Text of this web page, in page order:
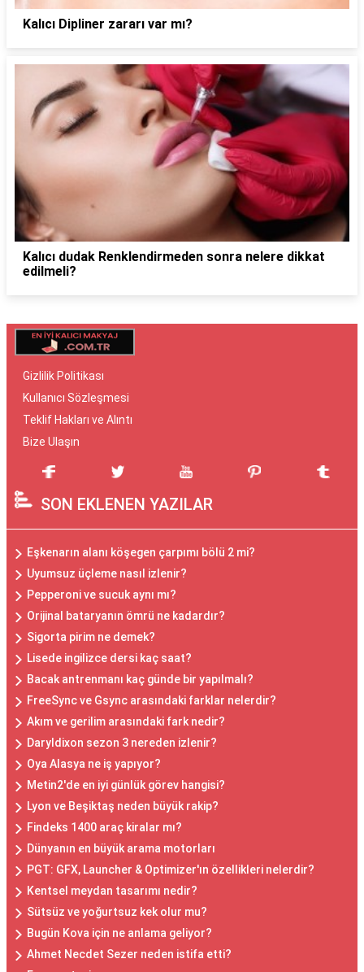
Kalıcı Dipliner zararı var mı?
Kalıcı dudak Renklendirmeden sonra nelere dikkat
edilmeli?
Gizlilik Politikası
Kullanıcı Sözleşmesi
Teklif Hakları ve Alıntı
Bize Ulaşın
SON EKLENEN YAZILAR
Eşkenarın alanı köşegen çarpımı bölü 2 mi?
Uyumsuz üçleme nasıl izlenir?
Pepperoni ve sucuk aynı mı?
Orijinal bataryanın ömrü ne kadardır?
Sigorta pirim ne demek?
Lisede ingilizce dersi kaç saat?
Bacak antrenmanı kaç günde bir yapılmalı?
FreeSync ve Gsync arasındaki farklar nelerdir?
Akım ve gerilim arasındaki fark nedir?
Daryldixon sezon 3 nereden izlenir?
Oya Alasya ne iş yapıyor?
Metin2'de en iyi günlük görev hangisi?
Lyon ve Beşiktaş neden büyük rakip?
Findeks 1400 araç kiralar mı?
Dünyanın en büyük arama motorları
PGT: GFX, Launcher & Optimizer'ın özellikleri nelerdir?
Kentsel meydan tasarımı nedir?
Sütsüz ve yoğurtsuz kek olur mu?
Bugün Kova için ne anlama geliyor?
Ahmet Necdet Sezer neden istifa etti?